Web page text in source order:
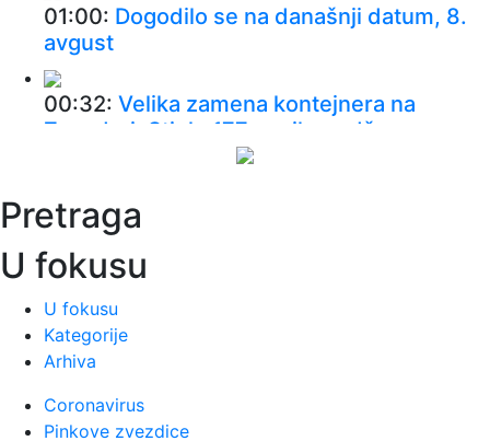
01:00: Dogodilo se na današnji datum, 8.
avgust
00:32: Velika zamena kontejnera na
Zvezdari: Stiglo 177 novih, a „dža...
paklenih vrućina: Ovako hoće ...
00:03:Na današnji dan, 8. avgust
00:03:Volkswagen menja poslovnu
strategiju u SAD
23:51: PARTIZAN TRLJA RUKE: Transfer
Pretraga
U fokusu
U fokusu
Kategorije
Arhiva
Coronavirus
Pinkove zvezdice